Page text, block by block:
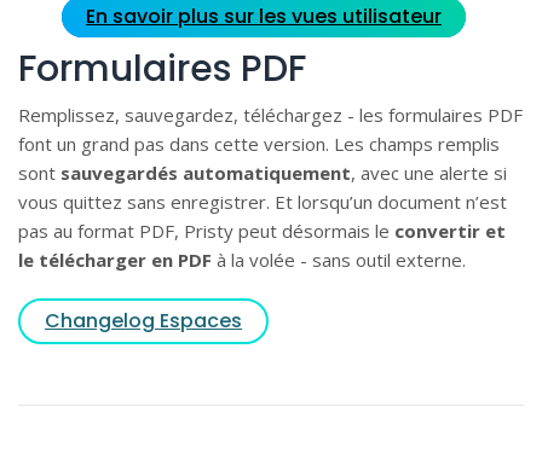
En savoir plus sur les vues utilisateur
Formulaires PDF
Remplissez, sauvegardez, téléchargez - les formulaires PDF
font un grand pas dans cette version. Les champs remplis
sont sauvegardés automatiquement, avec une alerte si
vous quittez sans enregistrer. Et lorsqu’un document n’est
pas au format PDF, Pristy peut désormais le convertir et
le télécharger en PDF à la volée - sans outil externe.
Changelog Espaces